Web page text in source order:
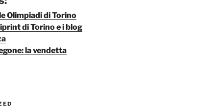
Olimpiadi di Torino
di Torino e i blog
la vendetta